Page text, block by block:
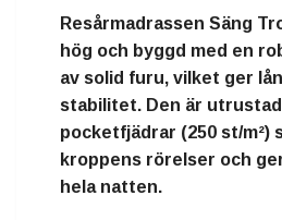
Resårmadrassen Säng
hög och byggd med en
av solid furu, vilket ger
stabilitet. Den är utrustad
pocketfjädrar (250 st/m²)
kroppens rörelser och
hela natten.